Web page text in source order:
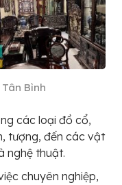
Bình
các loại đồ cổ,
tượng, đến các vật
nghệ thuật.
chuyên nghiệp,